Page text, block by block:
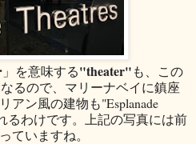
」を意味する"theater"も、この
るので、マリーナベイに鎮座
アン風の建物も"Esplanade
るわけです。上記の写真には前
ていますね。